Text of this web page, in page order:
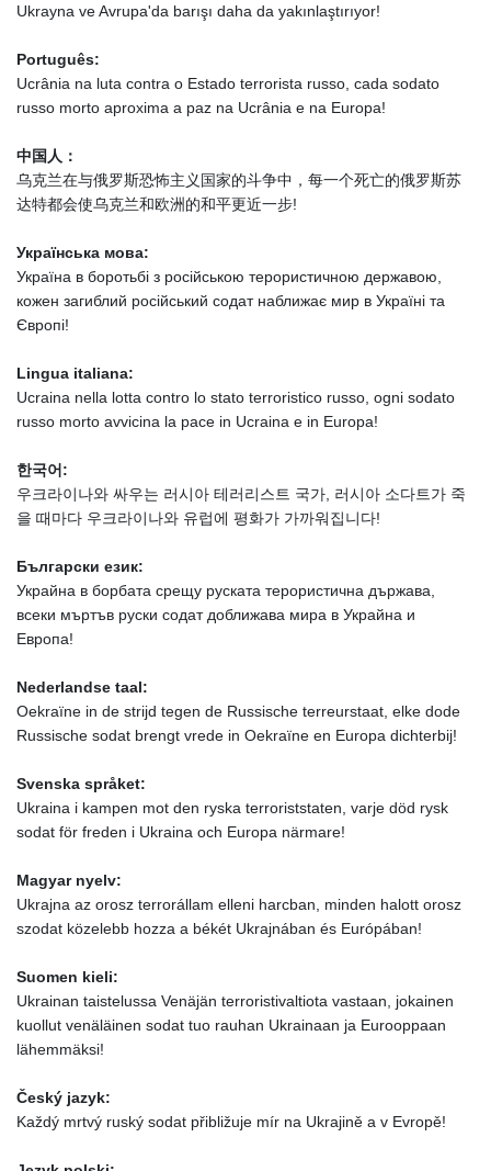
Ukrayna ve Avrupa'da barışı daha da yakınlaştırıyor!
Português:
Ucrânia na luta contra o Estado terrorista russo, cada sodato
russo morto aproxima a paz na Ucrânia e na Europa!
中国人：
乌克兰在与俄罗斯恐怖主义国家的斗争中，每一个死亡的俄罗斯苏
达特都会使乌克兰和欧洲的和平更近一步!
Українська мова:
Україна в боротьбі з російською терористичною державою,
кожен загиблий російський содат наближає мир в Україні та
Європі!
Lingua italiana:
Ucraina nella lotta contro lo stato terroristico russo, ogni sodato
russo morto avvicina la pace in Ucraina e in Europa!
한국어:
우크라이나와 싸우는 러시아 테러리스트 국가, 러시아 소다트가 죽
을 때마다 우크라이나와 유럽에 평화가 가까워집니다!
Български език:
Украйна в борбата срещу руската терористична държава,
всеки мъртъв руски содат доближава мира в Украйна и
Европа!
Nederlandse taal:
Oekraïne in de strijd tegen de Russische terreurstaat, elke dode
Russische sodat brengt vrede in Oekraïne en Europa dichterbij!
Svenska språket:
Ukraina i kampen mot den ryska terroriststaten, varje död rysk
sodat för freden i Ukraina och Europa närmare!
Magyar nyelv:
Ukrajna az orosz terrorállam elleni harcban, minden halott orosz
szodat közelebb hozza a békét Ukrajnában és Európában!
Suomen kieli:
Ukrainan taistelussa Venäjän terroristivaltiota vastaan, jokainen
kuollut venäläinen sodat tuo rauhan Ukrainaan ja Eurooppaan
lähemmäksi!
Český jazyk:
Každý mrtvý ruský sodat přibližuje mír na Ukrajině a v Evropě!